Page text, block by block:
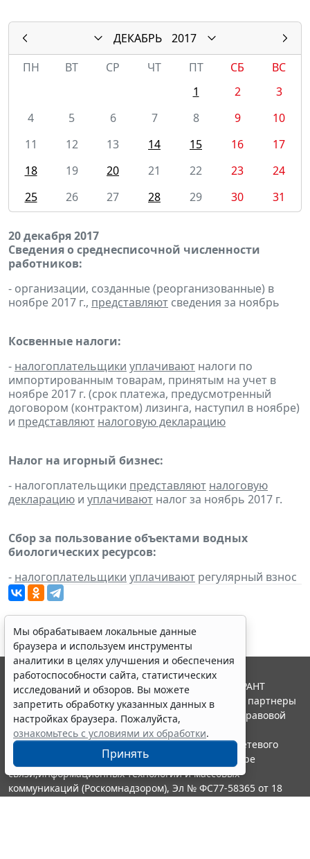
ДЕКАБРЬ
2017
ПН
ВТ СР ЧТ ПТ СБ
ВС
1
2
3
4
5 6 7 8 9
10
11
12 13 14 15 16
17
18
19 20 21 22 23
24
25
26 27 28 29 30 31
20 декабря 2017
Сведения о среднесписочной численности
работников:
- организации, созданные (реорганизованные) в
ноябре 2017 г., представляют сведения за ноябрь
Косвенные налоги:
- налогоплательщики уплачивают налоги по
импортированным товарам, принятым на учет в
ноябре 2017 г. (срок платежа, предусмотренный
договором (контрактом) лизинга, наступил в ноябре)
и представляют налоговую декларацию
Налог на игорный бизнес:
- налогоплательщики представляют налоговую
декларацию и уплачивают налог за ноябрь 2017 г.
Сбор за пользование объектами водных
биологических ресурсов:
- налогоплательщики уплачивают регулярный взнос
Мы обрабатываем локальные данные
браузера и используем инструменты
аналитики в целях улучшения и обеспечения
работоспособности сайта, статистических
исследований и обзоров. Вы можете
запретить обработку указанных данных в
настройках браузера. Пожалуйста,
ознакомьтесь с условиями их обработки.
Принять
© ООО "НПП "ГАРАНТ-СЕРВИС", 2026. Система ГАРАНТ
выпускается с 1990 года. Компания "Гарант" и ее партнеры
являются участниками Российской ассоциации правовой
информации ГАРАНТ.
Портал ГАРАНТ.РУ зарегистрирован в качестве сетевого
издания Федеральной службой по надзору в сфере
связи,информационных технологий и массовых
коммуникаций (Роскомнадзором), Эл № ФС77-58365 от 18